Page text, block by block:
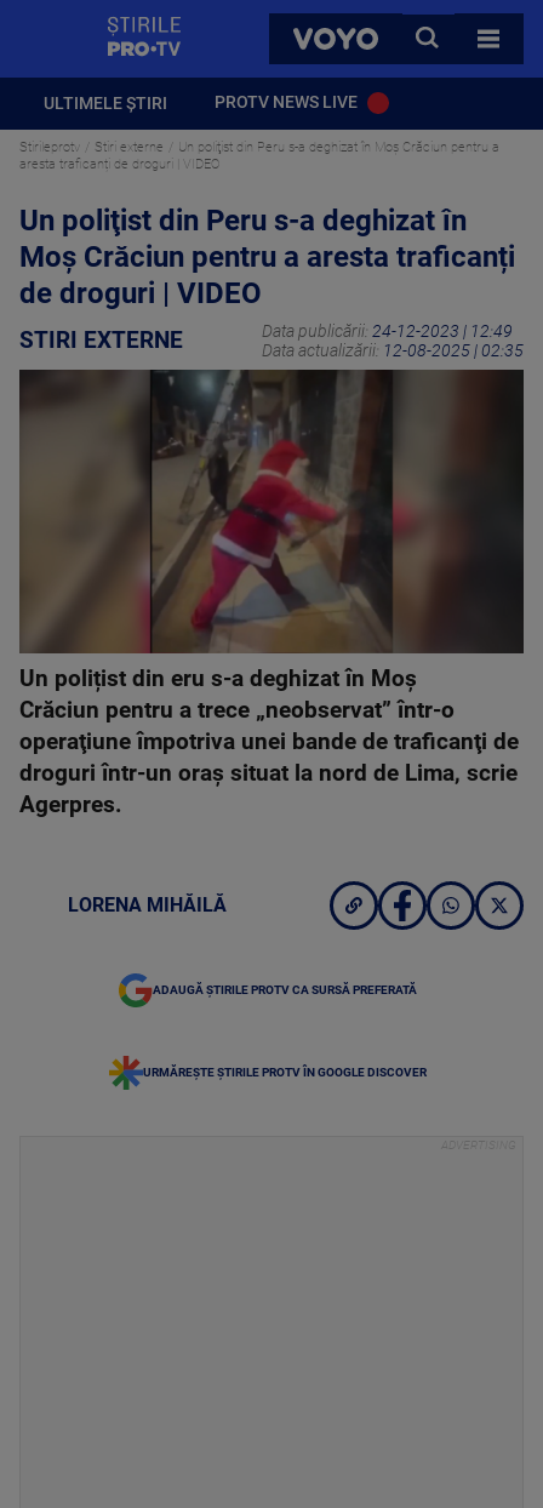
VOYO
CAUTA
TOATE
ULTIMELE ȘTIRI PROTV NEWS LIVE
Stirileprotv Stiri externe
Un poliţist din Peru s-a deghizat în Moş Crăciun pentru a
aresta traficanți de droguri | VIDEO
Un poliţist din Peru s-a deghizat în
Moş Crăciun pentru a aresta traficanți
de droguri | VIDEO
STIRI EXTERNE Data publicării: 24-12-2023 | 12:49
Data actualizării: 12-08-2025 | 02:35
Un polițist din eru s-a deghizat în Moș
Crăciun pentru a trece „neobservat” într-o
operaţiune împotriva unei bande de traficanţi de
droguri într-un oraş situat la nord de Lima, scrie
Agerpres.
LORENA MIHĂILĂ
ADAUGĂ ȘTIRILE PROTV CA SURSĂ PREFERATĂ
URMĂREȘTE ȘTIRILE PROTV ÎN GOOGLE DISCOVER